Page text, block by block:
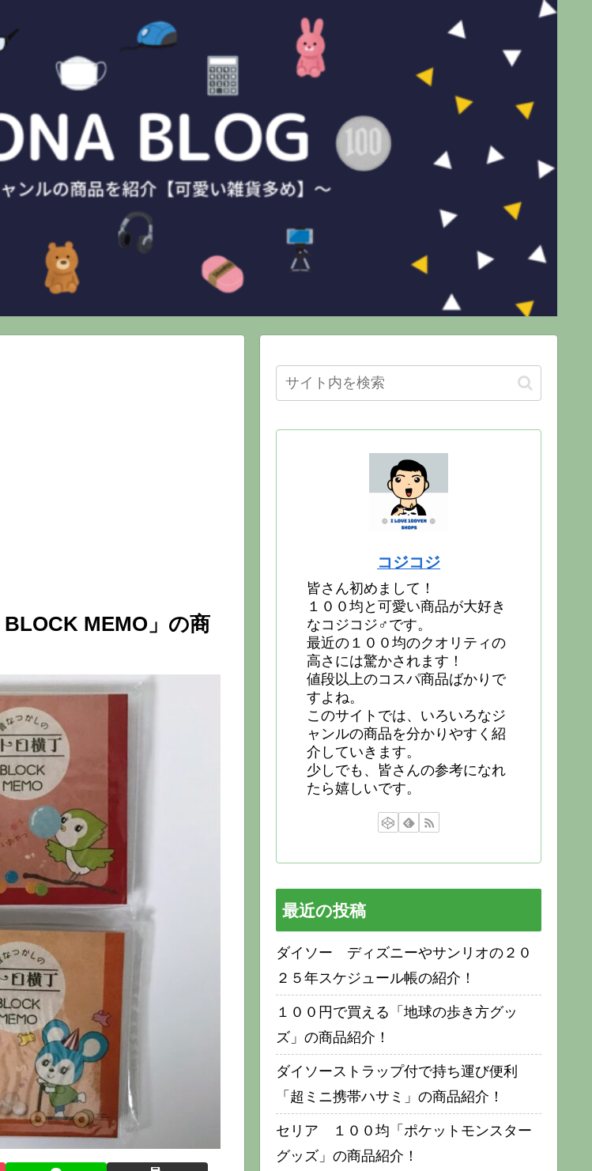
MEMO」の商
コジコジ
皆さん初めまして！
１００均と可愛い商品が大好き
なコジコジ♂です。
最近の１００均のクオリティの
高さには驚かされます！
値段以上のコスパ商品ばかりで
すよね。
このサイトでは、いろいろなジ
ャンルの商品を分かりやすく紹
介していきます。
少しでも、皆さんの参考になれ
たら嬉しいです。
最近の投稿
ダイソー ディズニーやサンリオの２０
２５年スケジュール帳の紹介！
１００円で買える「地球の歩き方グッ
ズ」の商品紹介！
ダイソーストラップ付で持ち運び便利
「超ミニ携帯ハサミ」の商品紹介！
セリア １００均「ポケットモンスター
グッズ」の商品紹介！